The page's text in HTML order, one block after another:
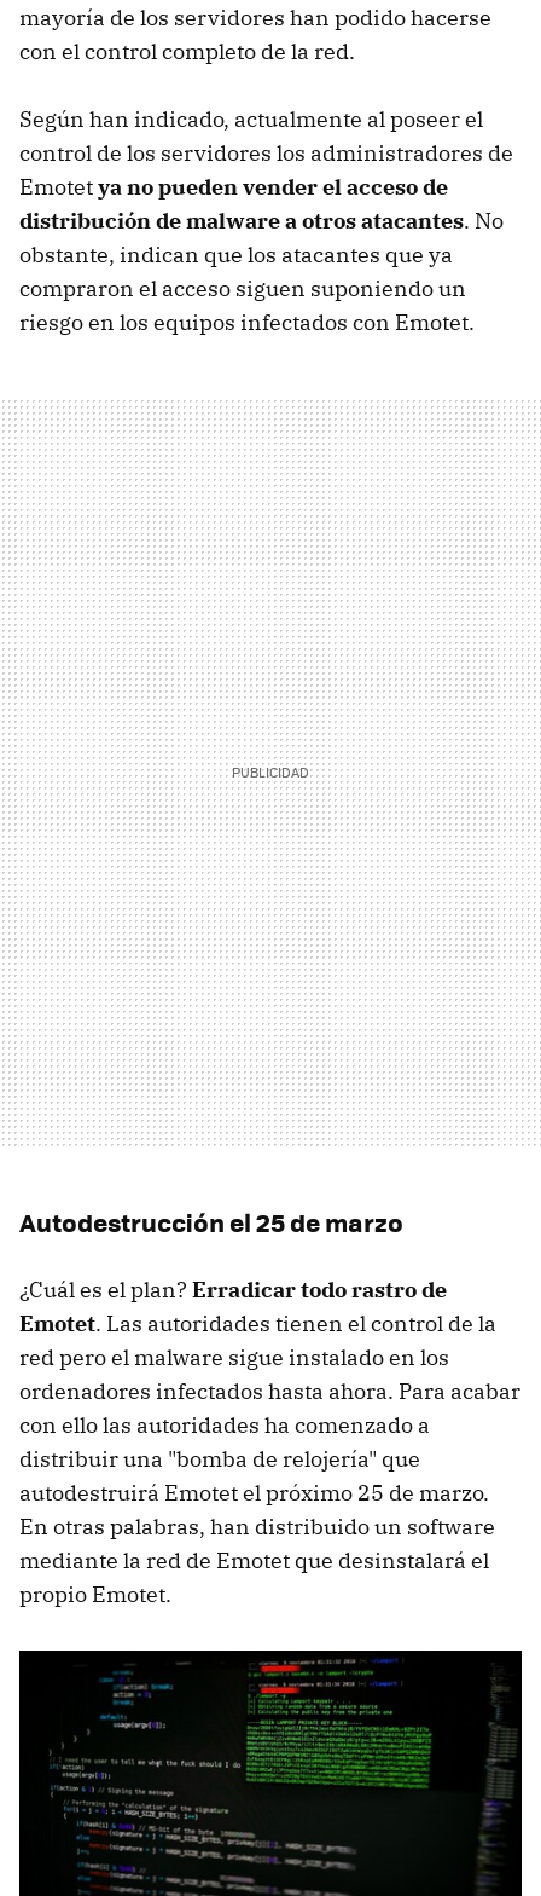
mayoría de los servidores han podido hacerse
con el control completo de la red.
Según han indicado, actualmente al poseer el
control de los servidores los administradores de
Emotetya no pueden vender el acceso de
distribución de malware a otros atacantes. No
obstante, indican que los atacantes que ya
compraron el acceso siguen suponiendo un
riesgo en los equipos infectados con Emotet.
Autodestrucción el 25 de marzo
¿Cuál es el plan? Erradicar todo rastro de
Emotet. Las autoridades tienen el control de la
red pero el malware sigue instalado en los
ordenadores infectados hasta ahora. Para acabar
con ello las autoridades ha comenzado a
distribuir una "bomba de relojería" que
autodestruirá Emotet el próximo 25 de marzo.
En otras palabras, han distribuido un software
mediante la red de Emotet que desinstalará el
propio Emotet.